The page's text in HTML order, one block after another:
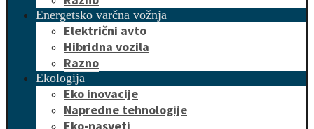
Energetsko varčna vožnja
Električni avto
Hibridna vozila
Razno
Ekologija
Eko inovacije
Napredne tehnologije